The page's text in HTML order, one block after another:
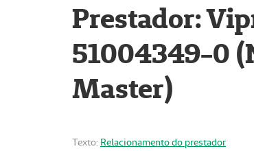
Prestador:
51004349-0
Master)
Texto: Relacionamento do prestador